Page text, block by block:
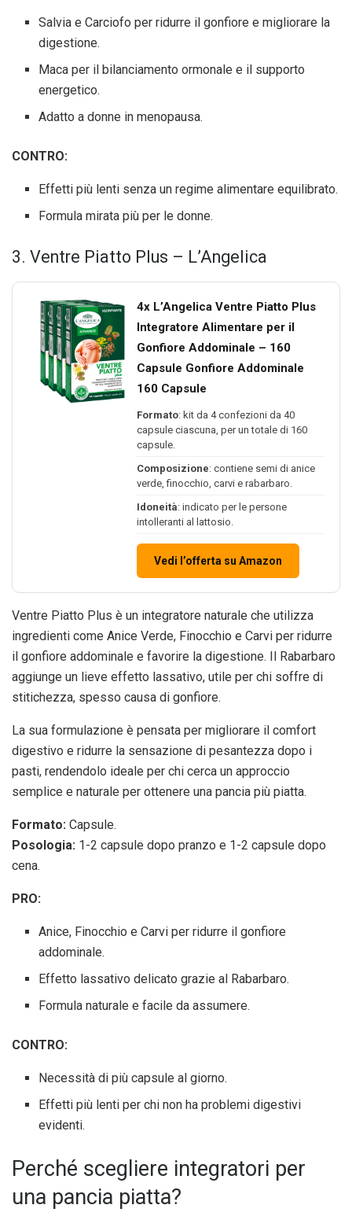
Salvia e Carciofo per ridurre il gonfiore e migliorare la
digestione.
Maca per il bilanciamento ormonale e il supporto
energetico.
Adatto a donne in menopausa.
CONTRO:
Effetti più lenti senza un regime alimentare equilibrato.
Formula mirata più per le donne.
3. Ventre Piatto Plus – L’Angelica
4x L’Angelica Ventre Piatto Plus
Integratore Alimentare per il
Gonfiore Addominale – 160
Capsule Gonfiore Addominale
160 Capsule
Formato: kit da 4 confezioni da 40
capsule ciascuna, per un totale di 160
capsule.
Composizione: contiene semi di anice
verde, finocchio, carvi e rabarbaro.
Idoneità: indicato per le persone
intolleranti al lattosio.
Vedi l’offerta su Amazon
Ventre Piatto Plus è un integratore naturale che utilizza
ingredienti come Anice Verde, Finocchio e Carvi per ridurre
il gonfiore addominale e favorire la digestione. Il Rabarbaro
aggiunge un lieve effetto lassativo, utile per chi soffre di
stitichezza, spesso causa di gonfiore.
La sua formulazione è pensata per migliorare il comfort
digestivo e ridurre la sensazione di pesantezza dopo i
pasti, rendendolo ideale per chi cerca un approccio
semplice e naturale per ottenere una pancia più piatta.
Formato: Capsule.
Posologia: 1-2 capsule dopo pranzo e 1-2 capsule dopo
cena.
PRO:
Anice, Finocchio e Carvi per ridurre il gonfiore
addominale.
Effetto lassativo delicato grazie al Rabarbaro.
Formula naturale e facile da assumere.
CONTRO:
Necessità di più capsule al giorno.
Effetti più lenti per chi non ha problemi digestivi
evidenti.
Perché scegliere integratori per
una pancia piatta?